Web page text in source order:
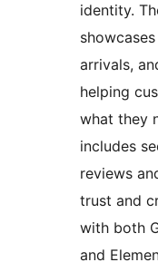
identity.
arrivals,
helping
what they
includes
reviews
trust and
with both
and